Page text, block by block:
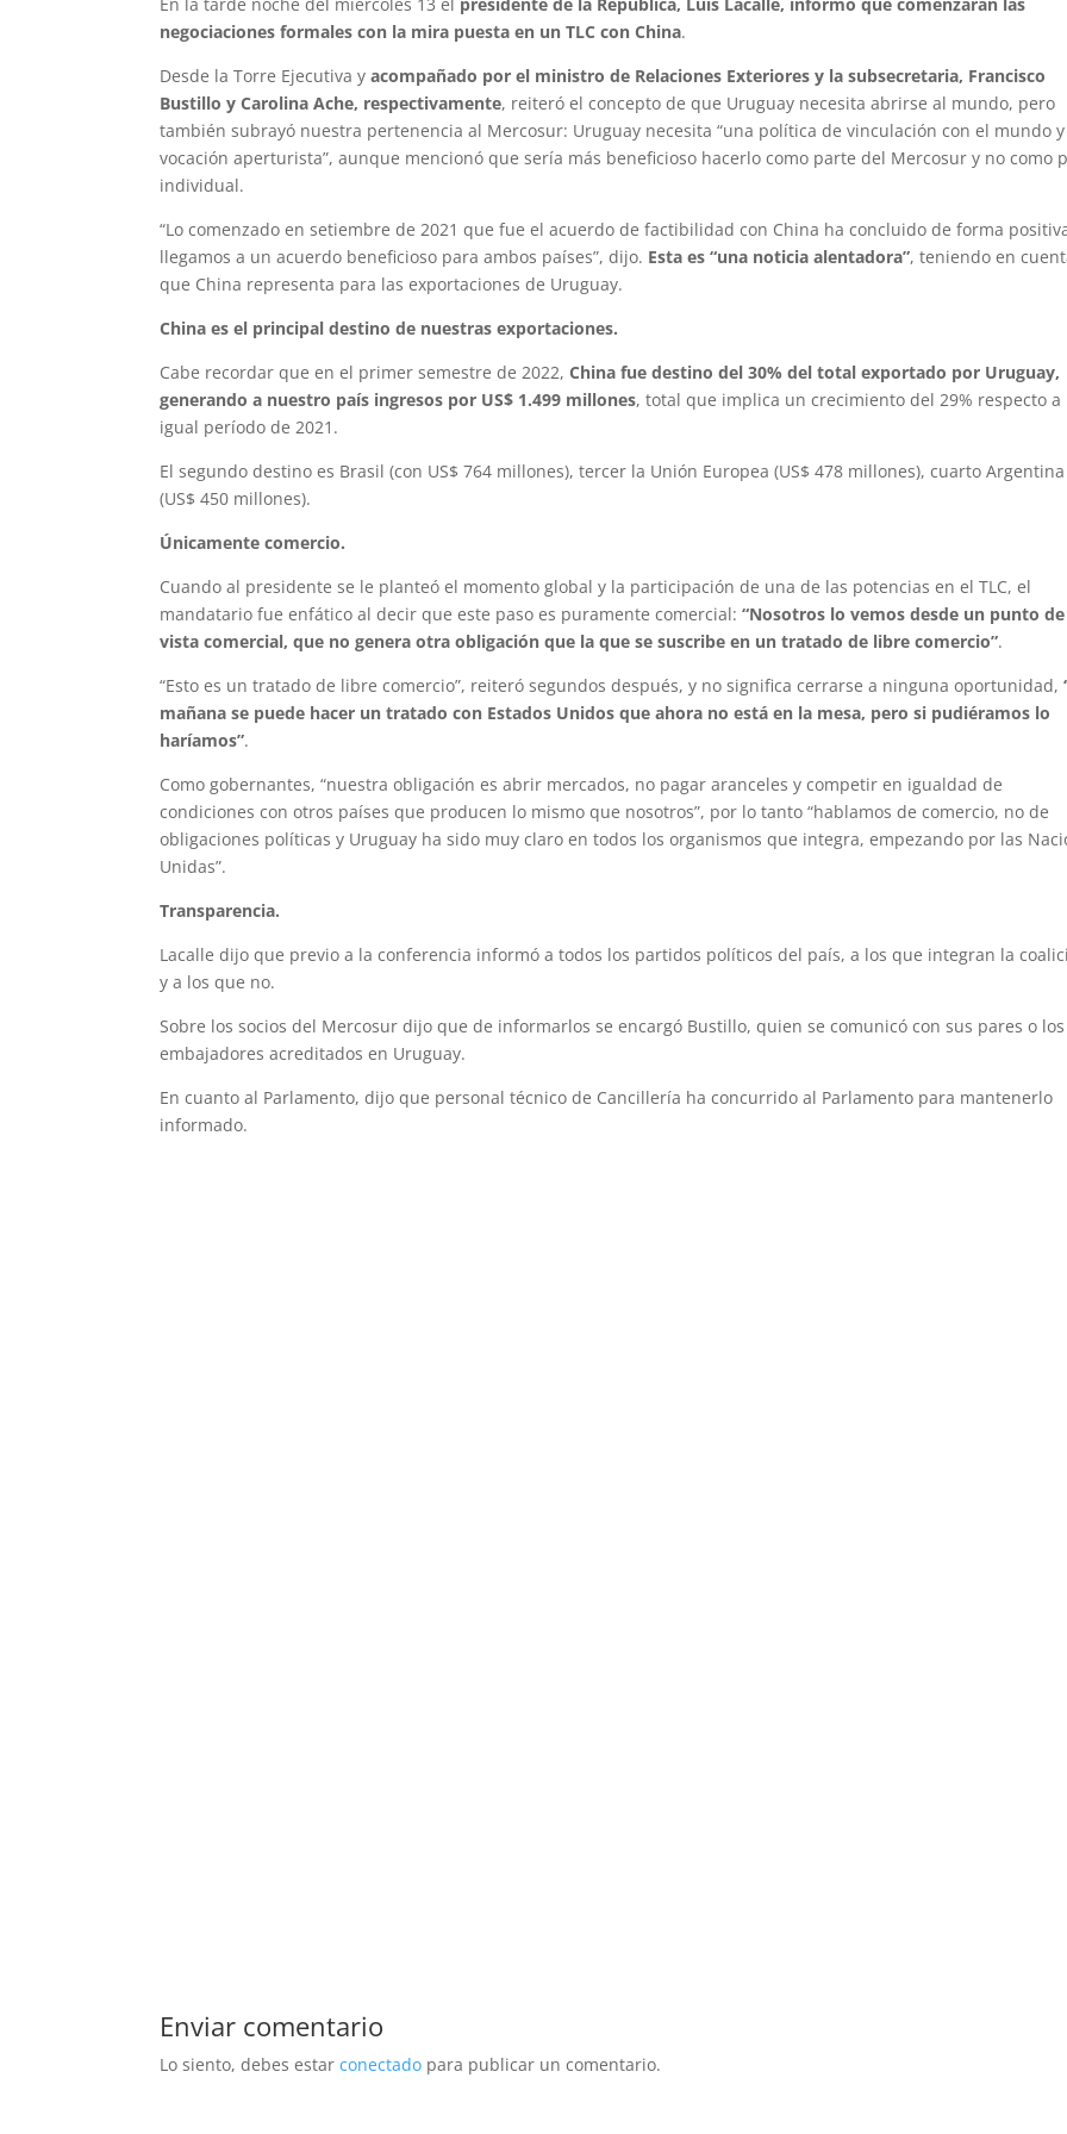
negociaciones formales con la mira puesta en un TLC con China.
Desde la Torre Ejecutiva yacompañado por el ministro de Relaciones Exteriores y la subsecretaria, Francisco
Bustillo y Carolina Ache, respectivamente, reiteró el concepto de que Uruguay necesita abrirse al mundo, pero
también subrayó nuestra pertenencia al Mercosur: Uruguay necesita “una política de vinculación con el mundo
vocación aperturista”, aunque mencionó que sería más beneficioso hacerlo como parte del Mercosur y no como
individual.
“Lo comenzado en setiembre de 2021 que fue el acuerdo de factibilidad con China ha concluido de forma
llegamos a un acuerdo beneficioso para ambos países”, dijo. Esta es “una noticia alentadora”, teniendo en
que China representa para las exportaciones de Uruguay.
China es el principal destino de nuestras exportaciones.
Cabe recordar que en el primer semestre de 2022,China fue destino del 30% del total exportado por Uruguay,
generando a nuestro país ingresos por US$ 1.499 millones, total que implica un crecimiento del 29% respecto a
igual período de 2021.
El segundo destino es Brasil (con US$ 764 millones), tercer la Unión Europea (US$ 478 millones), cuarto Argentina
(US$ 450 millones).
Únicamente comercio.
Cuando al presidente se le planteó el momento global y la participación de una de las potencias en el TLC, el
mandatario fue enfático al decir que este paso es puramente comercial:“Nosotros lo vemos desde un punto de
vista comercial, que no genera otra obligación que la que se suscribe en un tratado de libre comercio”.
“Esto es un tratado de libre comercio”, reiteró segundos después, y no significa cerrarse a ninguna oportunidad,
mañana se puede hacer un tratado con Estados Unidos que ahora no está en la mesa, pero si pudiéramos lo
haríamos”.
Como gobernantes, “nuestra obligación es abrir mercados, no pagar aranceles y competir en igualdad de
condiciones con otros países que producen lo mismo que nosotros”, por lo tanto “hablamos de comercio, no de
obligaciones políticas y Uruguay ha sido muy claro en todos los organismos que integra, empezando por las
Unidas”.
Transparencia.
Lacalle dijo que previo a la conferencia informó a todos los partidos políticos del país, a los que integran la
y a los que no.
Sobre los socios del Mercosur dijo que de informarlos se encargó Bustillo, quien se comunicó con sus pares o los
embajadores acreditados en Uruguay.
En cuanto al Parlamento, dijo que personal técnico de Cancillería ha concurrido al Parlamento para mantenerlo
informado.
Enviar comentario
Lo siento, debes estarconectado para publicar un comentario.